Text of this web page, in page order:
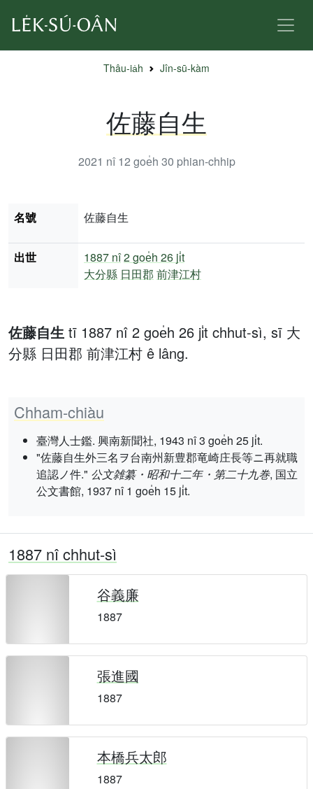
Thâu-ia̍h Jîn-sū-kàm
佐藤自生
2021 nî 12 goe̍h 30 phian-chhip
佐藤自生 tī 1887 nî 2 goe̍h 26 ji̍t chhut-sì, sī 大
分縣 日田郡 前津江村 ê lâng.
Chham-chiàu
臺灣人士鑑. 興南新聞社, 1943 nî 3 goe̍h 25 ji̍t.
"佐藤自生外三名ヲ台南州新豊郡竜崎庄長等ニ再就職
追認ノ件." 公文雑纂・昭和十二年・第二十九巻, 国立
公文書館, 1937 nî 1 goe̍h 15 ji̍t.
名號 佐藤自生
出世 1887 nî2 goe̍h 26 ji̍t
大分縣 日田郡 前津江村
1887 nî chhut-sì
谷義廉
1887
張進國
1887
本橋兵太郎
1887